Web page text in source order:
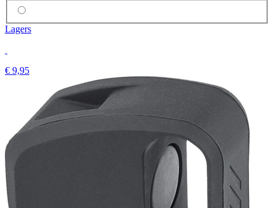
Lagers
€ 9,95